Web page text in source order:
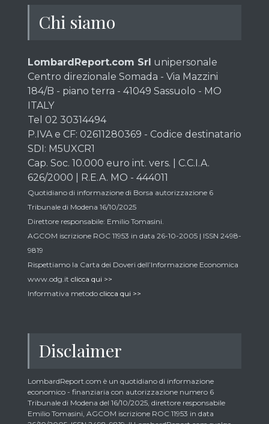
Chi siamo
LombardReport.com Srl unipersonale
Centro direzionale Somada - Via Mazzini
184/B - piano terra - 41049 Sassuolo - MO
ITALY
Tel 02 30314494
P.IVA e CF: 02611280369 - Codice destinatario
SDI: M5UXCR1
Cap. Soc. 10.000 euro int. vers. | C.C.I.A.
626/2000 | R.E.A. MO - 444011
Quotidiano di informazione di Borsa autorizzazione 6
Tribunale di Modena 16/10/2025
Direttore responsabile: Emilio Tomasini.
AGCOM iscrizione ROC 11953 in data 26-10-2005 | ISSN 2498-
9819
Rispettiamo la Carta dei Doveri dell’Informazione Economica
www.odg.it clicca qui >>
Informativa metodo clicca qui >>
Disclaimer
LombardReport.com è un quotidiano di informazione
economico - finanziaria con autorizzazione numero 6
Tribunale di Modena del 16/10/2025, direttore responsabile
Emilio Tomasini, AGCOM iscrizione ROC 11953 in data